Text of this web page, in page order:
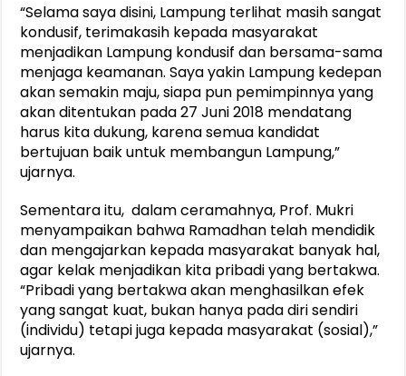
“Selama saya disini, Lampung terlihat masih sangat
kondusif, terimakasih kepada masyarakat
menjadikan Lampung kondusif dan bersama-sama
menjaga keamanan. Saya yakin Lampung kedepan
akan semakin maju, siapa pun pemimpinnya yang
akan ditentukan pada 27 Juni 2018 mendatang
harus kita dukung, karena semua kandidat
bertujuan baik untuk membangun Lampung,”
ujarnya.
Sementara itu, dalam ceramahnya, Prof. Mukri
menyampaikan bahwa Ramadhan telah mendidik
dan mengajarkan kepada masyarakat banyak hal,
agar kelak menjadikan kita pribadi yang bertakwa.
“Pribadi yang bertakwa akan menghasilkan efek
yang sangat kuat, bukan hanya pada diri sendiri
(individu) tetapi juga kepada masyarakat (sosial),”
ujarnya.